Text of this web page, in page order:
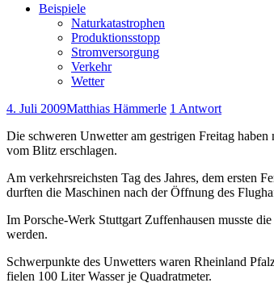
Beispiele
Naturkatastrophen
Produktionsstopp
Stromversorgung
Verkehr
Wetter
4. Juli 2009Matthias Hämmerle 1 Antwort
Die schweren Unwetter am gestrigen Freitag
vom Blitz erschlagen.
Am verkehrsreichsten Tag des Jahres, dem ersten
durften die Maschinen nach der Öffnung des
Im Porsche-Werk Stuttgart Zuffenhausen musste
werden.
Schwerpunkte des Unwetters waren Rheinland
fielen 100 Liter Wasser je Quadratmeter.